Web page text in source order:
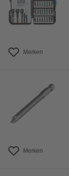
Merken
Merken